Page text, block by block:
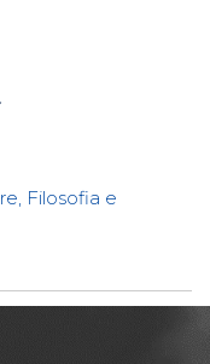
Filosofia e